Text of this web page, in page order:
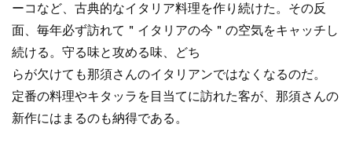
ーコなど、古典的なイタリア料理を作り続けた。その反
面、毎年必ず訪れて＂イタリアの今＂の空気をキャッチし
続ける。守る味と攻める味、どち
らが欠けても那須さんのイタリアンではなくなるのだ。
定番の料理やキタッラを目当てに訪れた客が、那須さんの
新作にはまるのも納得である。